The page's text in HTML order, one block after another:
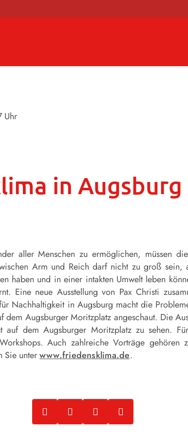
Uhr
in Augsburg
aller Menschen zu ermöglichen, müssen
Arm und Reich darf nicht zu groß sein,
haben und in einer intakten Umwelt leben
Eine neue Ausstellung von Pax Christi
Nachhaltigkeit in Augsburg macht die
dem Augsburger Moritzplatz angeschaut. Die
dem Augsburger Moritzplatz zu sehen.
Auch zahlreiche Vorträge gehören
Sie unterwww.friedensklima.de.